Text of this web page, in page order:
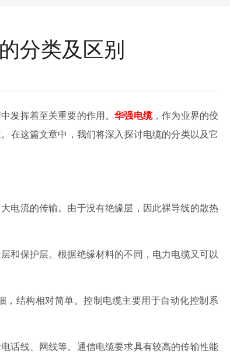
分类及区别
发挥着至关重要的作用。华强电缆，作为业界的佼
在这篇文章中，我们将深入探讨电缆的分类以及它
电流的传输。由于没有绝缘层，因此裸导线的散热
和保护层。根据绝缘材料的不同，电力电缆又可以
结构相对简单。控制电缆主要用于自动化控制系
话线、网线等。通信电缆要求具有较高的传输性能